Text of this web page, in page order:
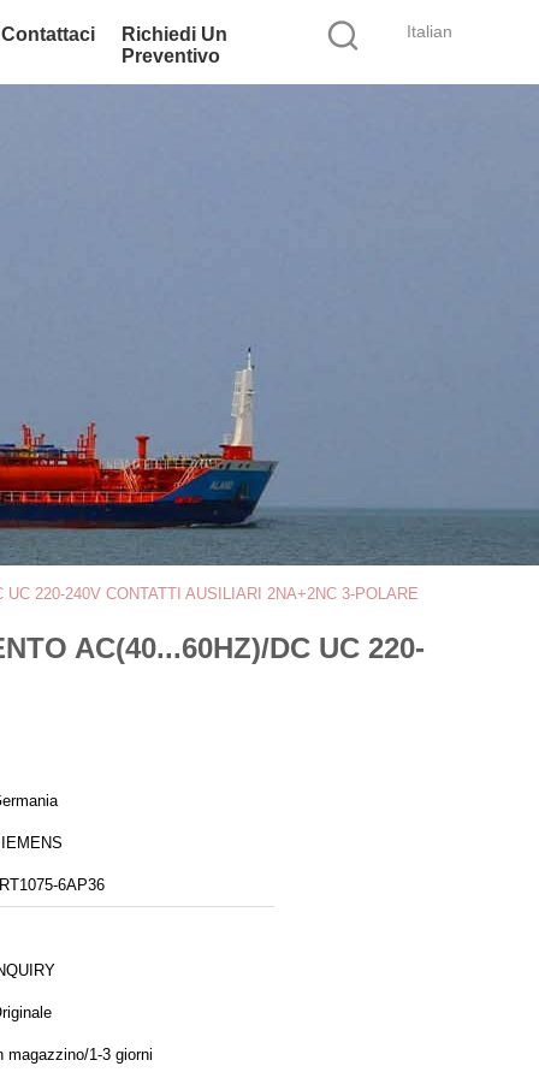
Italian
Contattaci
Richiedi Un
Preventivo
220-240V CONTATTI AUSILIARI 2NA+2NC 3-POLARE
AC(40...60HZ)/DC UC 220-
6AP36
magazzino/1-3 giorni